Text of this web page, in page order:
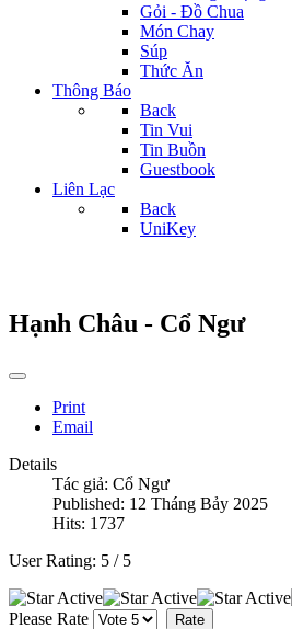
Gỏi - Đồ Chua
Món Chay
Súp
Thức Ăn
Thông Báo
Back
Tin Vui
Tin Buồn
Guestbook
Liên Lạc
Back
UniKey
Hạnh Châu - Cổ Ngư
Print
Email
Details
Tác giả: Cổ Ngư
Published: 12 Tháng Bảy 2025
Hits: 1737
User Rating: 5 / 5
Please Rate